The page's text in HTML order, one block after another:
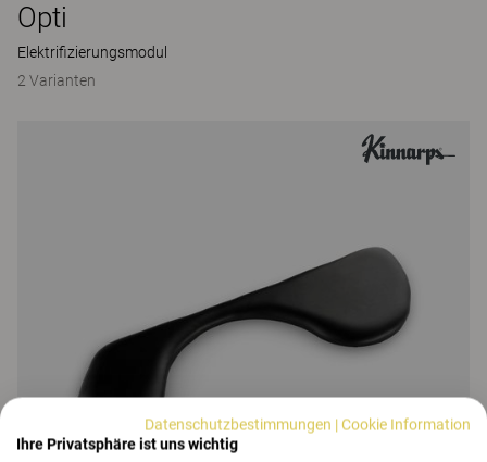
Opti
Elektrifizierungsmodul
2 Varianten
Datenschutzbestimmungen |Cookie Information
Ihre Privatsphäre ist uns wichtig